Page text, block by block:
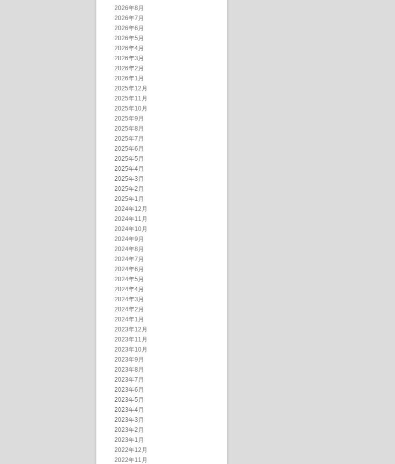
2026年8月
2026年7月
2026年6月
2026年5月
2026年4月
2026年3月
2026年2月
2026年1月
2025年12月
2025年11月
2025年10月
2025年9月
2025年8月
2025年7月
2025年6月
2025年5月
2025年4月
2025年3月
2025年2月
2025年1月
2024年12月
2024年11月
2024年10月
2024年9月
2024年8月
2024年7月
2024年6月
2024年5月
2024年4月
2024年3月
2024年2月
2024年1月
2023年12月
2023年11月
2023年10月
2023年9月
2023年8月
2023年7月
2023年6月
2023年5月
2023年4月
2023年3月
2023年2月
2023年1月
2022年12月
2022年11月